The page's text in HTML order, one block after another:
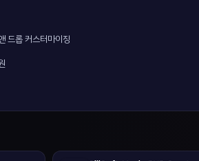
드롭 커스터마이징